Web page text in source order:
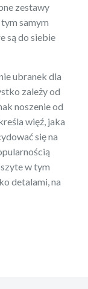
zestawy
samym
są do siebie
ubranek dla
zależy od
noszenie od
więź, jaka
się na
w tym
detalami, na